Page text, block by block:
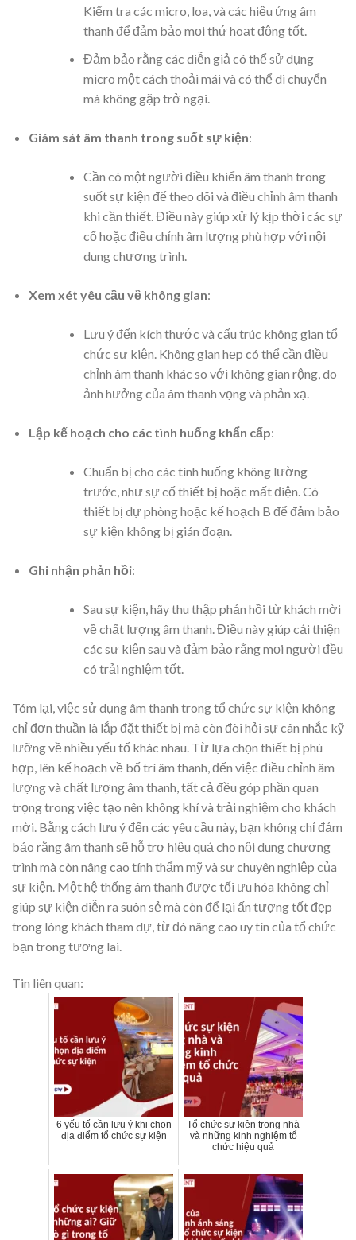
Kiểm tra các micro, loa, và các hiệu ứng âm
thanh để đảm bảo mọi thứ hoạt động tốt.
Đảm bảo rằng các diễn giả có thể sử dụng
micro một cách thoải mái và có thể di chuyển
mà không gặp trở ngại.
Giám sát âm thanh trong suốt sự kiện:
Cần có một người điều khiển âm thanh trong
suốt sự kiện để theo dõi và điều chỉnh âm thanh
khi cần thiết. Điều này giúp xử lý kịp thời các sự
cố hoặc điều chỉnh âm lượng phù hợp với nội
dung chương trình.
Xem xét yêu cầu về không gian:
Lưu ý đến kích thước và cấu trúc không gian tổ
chức sự kiện. Không gian hẹp có thể cần điều
chỉnh âm thanh khác so với không gian rộng, do
ảnh hưởng của âm thanh vọng và phản xạ.
Lập kế hoạch cho các tình huống khẩn cấp:
Chuẩn bị cho các tình huống không lường
trước, như sự cố thiết bị hoặc mất điện. Có
thiết bị dự phòng hoặc kế hoạch B để đảm bảo
sự kiện không bị gián đoạn.
Ghi nhận phản hồi:
Sau sự kiện, hãy thu thập phản hồi từ khách mời
về chất lượng âm thanh. Điều này giúp cải thiện
các sự kiện sau và đảm bảo rằng mọi người đều
có trải nghiệm tốt.
Tóm lại, việc sử dụng âm thanh trong tổ chức sự kiện không
chỉ đơn thuần là lắp đặt thiết bị mà còn đòi hỏi sự cân nhắc kỹ
lưỡng về nhiều yếu tố khác nhau. Từ lựa chọn thiết bị phù
hợp, lên kế hoạch về bố trí âm thanh, đến việc điều chỉnh âm
lượng và chất lượng âm thanh, tất cả đều góp phần quan
trọng trong việc tạo nên không khí và trải nghiệm cho khách
mời. Bằng cách lưu ý đến các yêu cầu này, bạn không chỉ đảm
bảo rằng âm thanh sẽ hỗ trợ hiệu quả cho nội dung chương
trình mà còn nâng cao tính thẩm mỹ và sự chuyên nghiệp của
sự kiện. Một hệ thống âm thanh được tối ưu hóa không chỉ
giúp sự kiện diễn ra suôn sẻ mà còn để lại ấn tượng tốt đẹp
trong lòng khách tham dự, từ đó nâng cao uy tín của tổ chức
bạn trong tương lai.
Tin liên quan:
6 yếu tố cần lưu ý khi chọn
địa điểm tổ chức sự kiện
Tổ chức sự kiện trong nhà
và những kinh nghiệm tổ
chức hiệu quả